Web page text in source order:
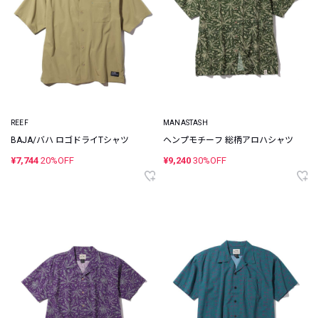
REEF
BAJA/バハ ロゴドライTシャツ
¥7,744 20%OFF
MANASTASH
ヘンプモチーフ 総柄アロハシャツ
¥9,240 30%OFF